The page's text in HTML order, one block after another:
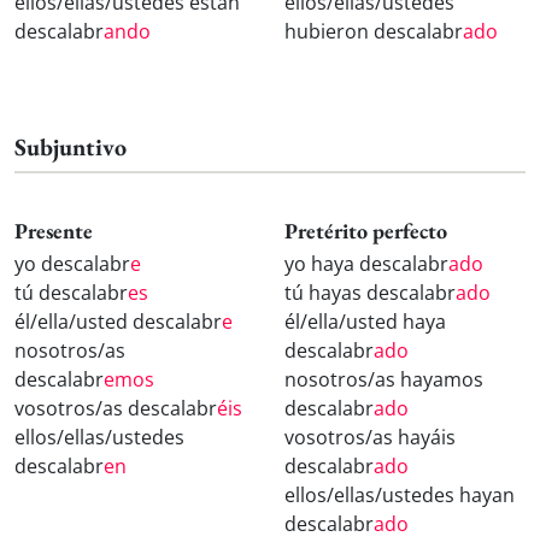
descalabrando
hubieron descalabrado
Subjuntivo
Presente
yo descalabre
tú descalabres
él/ella/usted descalabre
nosotros/as
descalabremos
vosotros/as descalabréis
ellos/ellas/ustedes
descalabren
Pretérito perfecto
yo haya descalabrado
tú hayas descalabrado
él/ella/usted haya
descalabrado
nosotros/as hayamos
descalabrado
vosotros/as hayáis
descalabrado
ellos/ellas/ustedes hayan
descalabrado